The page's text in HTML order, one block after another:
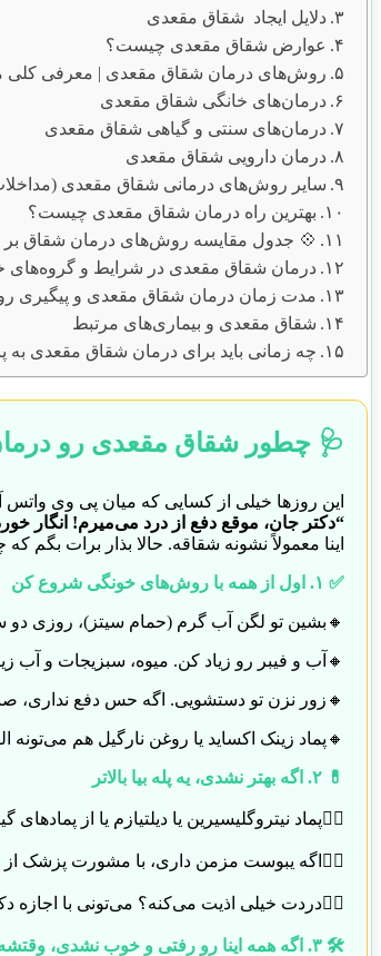
دلایل ایجاد شقاق مقعدی
عوارض شقاق مقعدی چیست؟
روش‌های درمان شقاق مقعدی | معرفی کلی
درمان‌های خانگی شقاق مقعدی
درمان‌های سنتی و گیاهی شقاق مقعدی
درمان دارویی شقاق مقعدی
سایر روش‌های درمانی شقاق مقعدی
بهترین راه درمان شقاق مقعدی چیست؟
💠 جدول مقایسه روش‌های درمان شقاق
درمان شقاق مقعدی در شرایط و
مدت زمان درمان شقاق مقعدی و پیگیری
شقاق مقعدی و بیماری‌های مرتبط
چه زمانی باید برای درمان شقاق مقعدی
🩺 چطور شقاق مقعدی رو
این روزها خیلی از کسایی که میان پی وی
“دکتر جان، موقع دفع از درد می‌میرم! انگار
اینا معمولاً نشونه شقاقه. حالا بذار برات بگم که
✅ ۱. اول از همه با روش‌های خونگی شروع کن
🔸بشین تو لگن آب گرم (حمام سیتز)، روزی دو سه بار، هر بار ۱۰ تا ۱۵ دقیقه. این یکی از اون
🔸آب و فیبر رو زیاد کن. میوه، سبزیجات و
🔸زور نزن تو دستشویی. اگه حس دفع نداری،
🔸پماد زینک اکساید یا روغن نارگیل هم می‌تونه
💊 ۲. اگه بهتر نشدی، یه پله بیا بالاتر
۱️⃣پماد نیتروگلیسیرین یا دیلتیازم یا از پمادهای گیاهی مثل
۲️⃣اگه یبوست مزمن داری، با مشورت پزشک از ملین استفاده کن. چون تا وقتی یبوست حل نشه، شقاقم درمان نمیشه، ملین های طبیعی مثل آلو، انجیر، خاکشیر هم میتونی بخوری
۳️⃣دردت خیلی اذیت می‌کنه؟ می‌تونی با اجازه دکتر، مسکن سبک بخوری تا راحت‌تر باشی
🛠 ۳. اگه همه اینا رو رفتی و خوب نشدی، وقتشه بری سراغ درمان تخصصی